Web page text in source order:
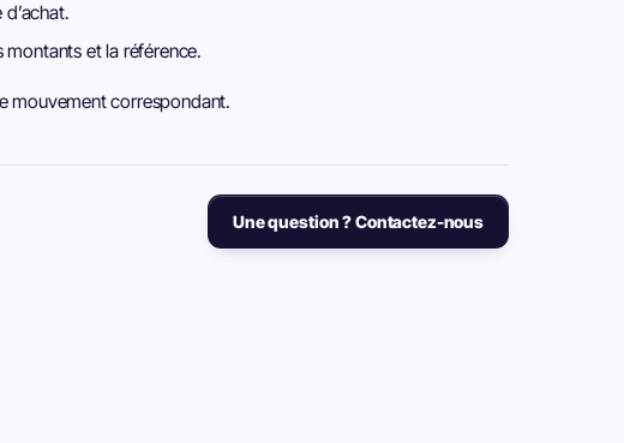
et la référence.
mouvement correspondant.
Une question ? Contactez-nous